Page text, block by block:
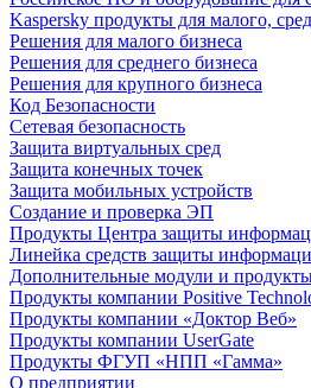
Kaspersky продукты для малого,
Решения для малого бизнеса
Решения для среднего бизнеса
Решения для крупного бизнеса
Код Безопасности
Сетевая безопасность
Защита виртуальных сред
Защита конечных точек
Защита мобильных устройств
Создание и проверка ЭП
Продукты Центра защиты
Линейка средств защиты
Дополнительные модули и
Продукты компании Positive
Продукты компании «Доктор Веб»
Продукты компании UserGate
Продукты ФГУП «НПП «Гамма»
О предприятии